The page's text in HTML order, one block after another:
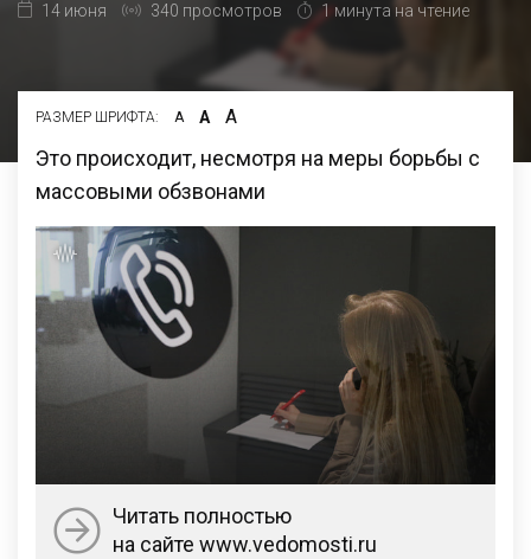
14 июня 340 просмотров 1 минута на чтение
РАЗМЕР ШРИФТА: А А А
Это происходит, несмотря на меры борьбы с
массовыми обзвонами
Читать полностью
на сайте www.vedomosti.ru